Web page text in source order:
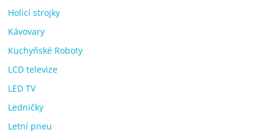
Holicí strojky
Kávovary
Kuchyňské Roboty
LCD televize
LED TV
Ledničky
Letní pneu